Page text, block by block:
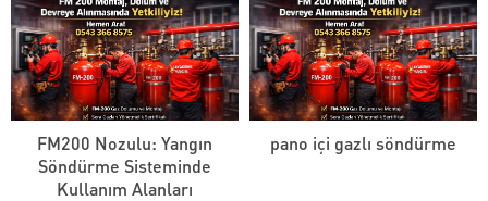
FM200 Nozulu: Yangın
Söndürme Sisteminde
Kullanım Alanları
pano içi gazlı söndürme